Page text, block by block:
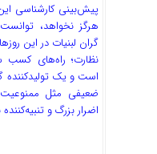
پیش‌بینی کارشناسی
هرگز نخواهد،
گران لبنیات در این
نظارت؛ راه‌های کسب
است و یک تولیدکننده
ضعیفی مثل
اضرار بزرگ و